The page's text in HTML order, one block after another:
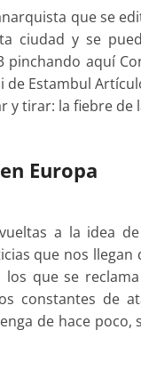
que se
ciudad y se
pinchando aquí
Estambul
y tirar: la fiebre
Europa
a la idea
que nos llegan
que se
constantes de
de hace